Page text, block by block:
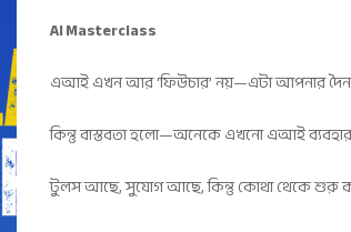
AI Masterclass
এআই এখন আর ‘ফিউচার’ নয়—এটা আপনার
কিন্তু বাস্তবতা হলো—অনেকে এখনো এআই ব্যবহার
টুলস আছে, সুযোগ আছে, কিন্তু কোথা থেকে শুরু